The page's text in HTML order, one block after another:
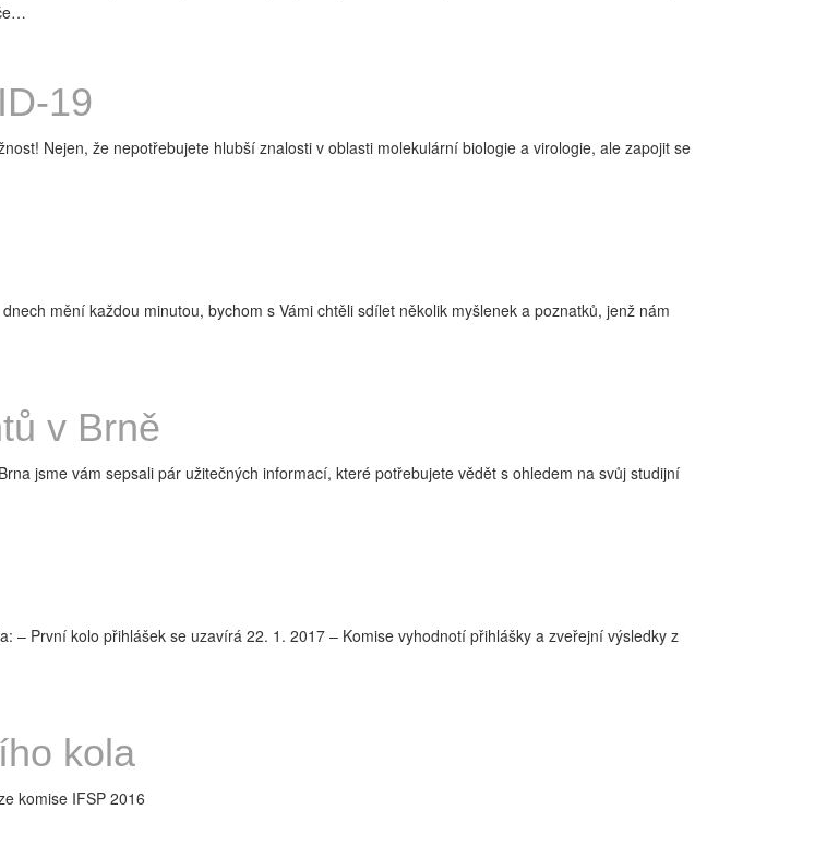
19
Nejen, že nepotřebujete hlubší znalosti v oblasti molekulární biologie a virologie, ale zapojit se
mění každou minutou, bychom s Vámi chtěli sdílet několik myšlenek a poznatků, jenž nám
v Brně
jsme vám sepsali pár užitečných informací, které potřebujete vědět s ohledem na svůj studijní
– První kolo přihlášek se uzavírá 22. 1. 2017 – Komise vyhodnotí přihlášky a zveřejní výsledky z
kola
komise IFSP 2016